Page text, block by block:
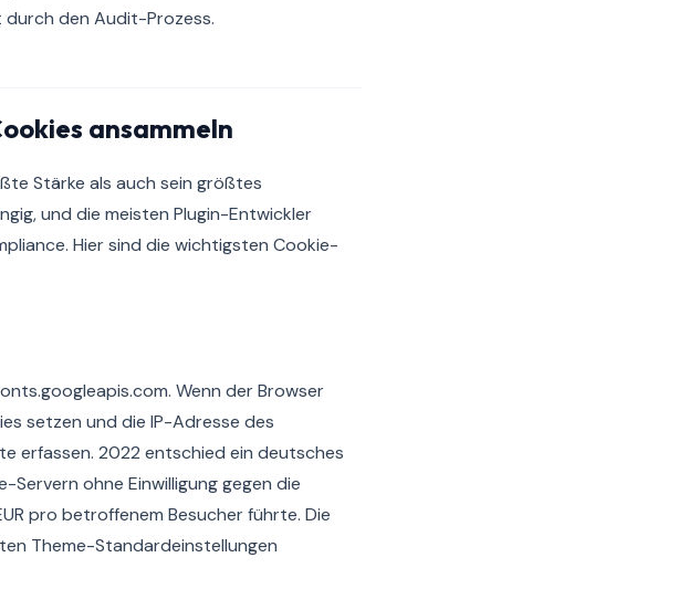
den Audit-Prozess.
ansammeln
Stärke als auch sein größtes
und die meisten Plugin-Entwickler
Hier sind die wichtigsten Cookie-
Wenn der Browser
setzen und die IP-Adresse des
erfassen. 2022 entschied ein deutsches
ohne Einwilligung gegen die
pro betroffenem Besucher führte. Die
Theme-Standardeinstellungen